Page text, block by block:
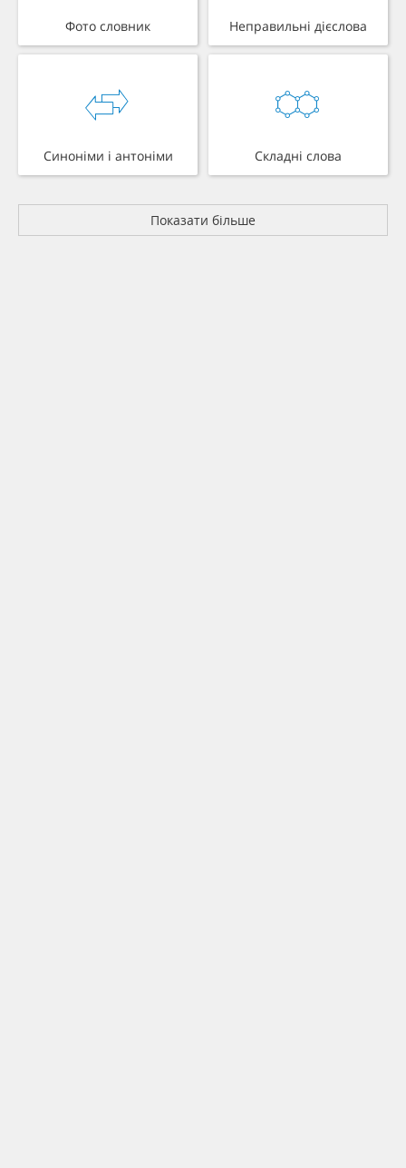
Фото словник Неправильні дієслова
Синоніми і антоніми Складні слова
Показати більше